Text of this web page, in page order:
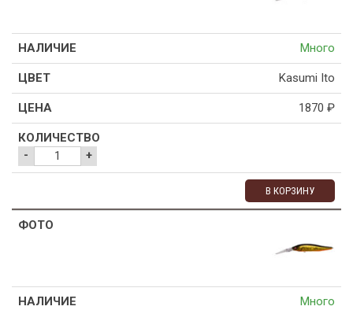
Много
Kasumi Ito
1870 ₽
- +
В КОРЗИНУ
Много